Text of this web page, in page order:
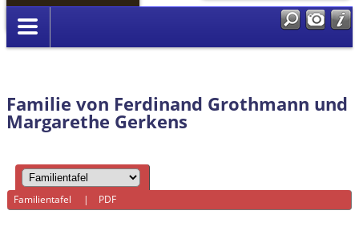
Anmelden
Familie von Ferdinand Grothmann und
Margarethe Gerkens
Familientafel | PDF